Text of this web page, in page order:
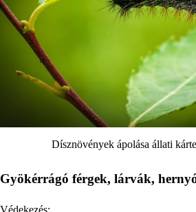
Dísznövények ápolása állati
Gyökérrágó férgek, lárvák,
Védekezés: